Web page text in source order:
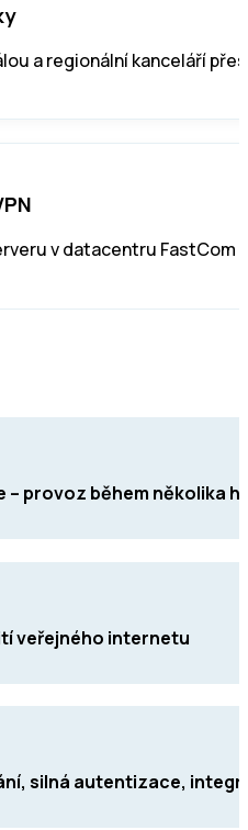
a regionální kanceláří
v datacentru FastCom
– provoz během několika
veřejného internetu
silná autentizace,